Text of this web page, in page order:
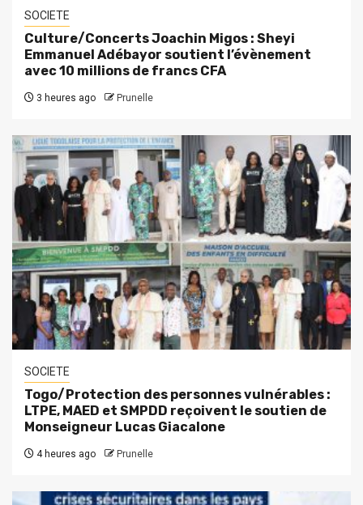
SOCIETE
Culture/Concerts Joachin Migos : Sheyi
Emmanuel Adébayor soutient l’évènement
avec 10 millions de francs CFA
3 heures ago Prunelle
SOCIETE
Togo/Protection des personnes vulnérables :
LTPE, MAED et SMPDD reçoivent le soutien de
Monseigneur Lucas Giacalone
4 heures ago Prunelle